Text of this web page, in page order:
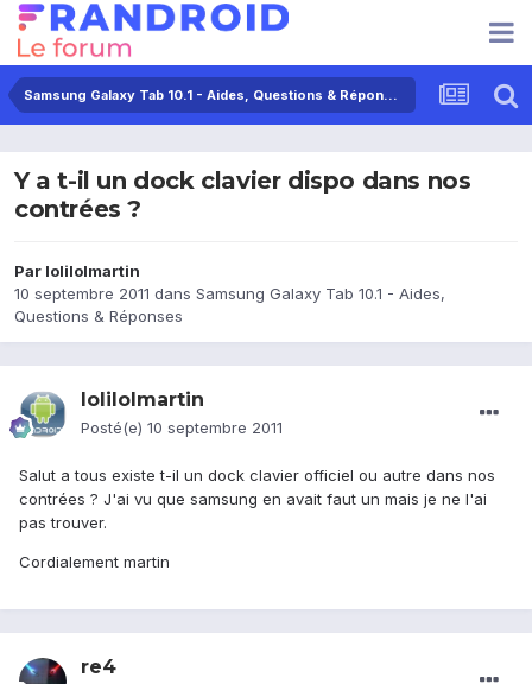
Samsung Galaxy Tab 10.1 - Aides, Questions & Réponses
Y a t-il un dock clavier dispo dans nos
contrées ?
Par lolilolmartin
10 septembre 2011 dans Samsung Galaxy Tab 10.1 - Aides,
Questions & Réponses
lolilolmartin
Posté(e) 10 septembre 2011
Salut a tous existe t-il un dock clavier officiel ou autre dans nos
contrées ? J'ai vu que samsung en avait faut un mais je ne l'ai
pas trouver.
Cordialement martin
re4